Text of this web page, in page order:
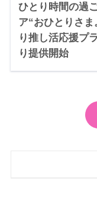
ひとり時間の過
ア“おひとりさ
り推し活応援プ
り提供開始